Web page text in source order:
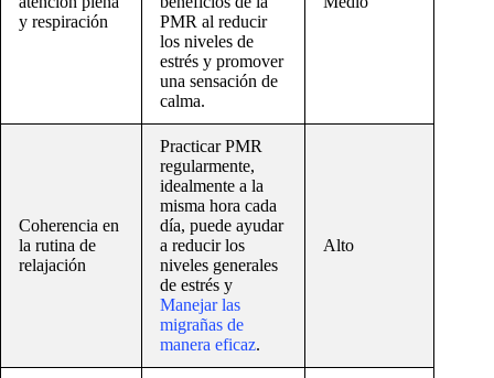
y respiración
PMR al reducir
los niveles de
estrés y promover
una sensación de
calma.
Coherencia en
la rutina de
relajación
Practicar PMR
regularmente,
idealmente a la
misma hora cada
día, puede ayudar
a reducir los
niveles generales
de estrés y
Manejar las
migrañas de
manera eficaz.
Alto